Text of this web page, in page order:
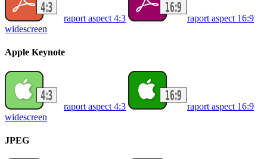
raport aspect 4:3
raport aspect 16:9
widescreen
Apple Keynote
raport aspect 4:3
raport aspect 16:9
widescreen
JPEG